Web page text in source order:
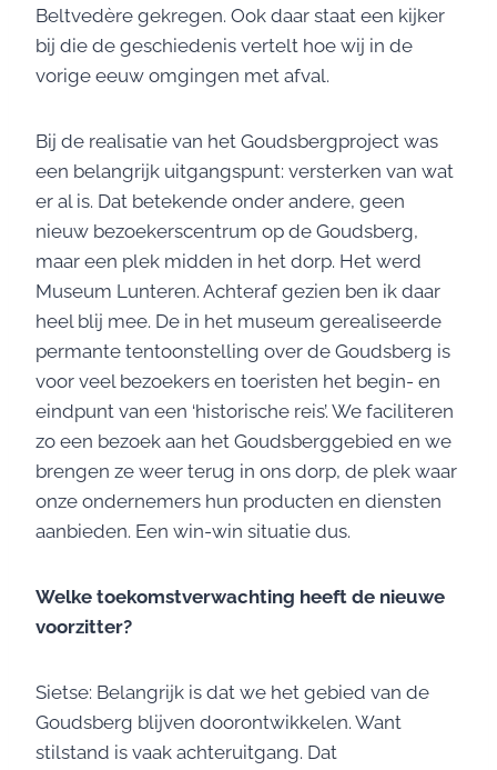
Beltvedère gekregen. Ook daar staat een kijker
bij die de geschiedenis vertelt hoe wij in de
vorige eeuw omgingen met afval.
Bij de realisatie van het Goudsbergproject was
een belangrijk uitgangspunt: versterken van wat
er al is. Dat betekende onder andere, geen
nieuw bezoekerscentrum op de Goudsberg,
maar een plek midden in het dorp. Het werd
Museum Lunteren. Achteraf gezien ben ik daar
heel blij mee. De in het museum gerealiseerde
permante tentoonstelling over de Goudsberg is
voor veel bezoekers en toeristen het begin- en
eindpunt van een ‘historische reis’. We faciliteren
zo een bezoek aan het Goudsberggebied en we
brengen ze weer terug in ons dorp, de plek waar
onze ondernemers hun producten en diensten
aanbieden. Een win-win situatie dus.
Welke toekomstverwachting heeft de nieuwe
voorzitter?
Sietse: Belangrijk is dat we het gebied van de
Goudsberg blijven doorontwikkelen. Want
stilstand is vaak achteruitgang. Dat